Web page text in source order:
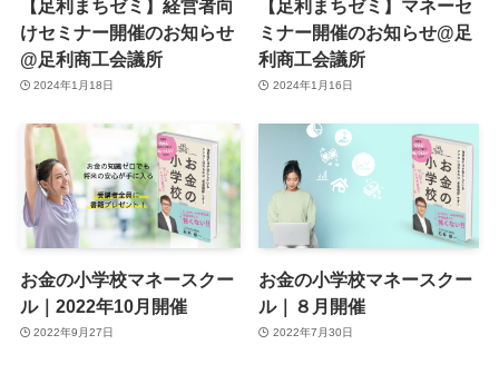
【足利まちゼミ】経営者向
けセミナー開催のお知らせ
@足利商工会議所
2024年1月18日
【足利まちゼミ】マネーセ
ミナー開催のお知らせ@足
利商工会議所
2024年1月16日
お金の小学校マネースクー
ル｜2022年10月開催
2022年9月27日
お金の小学校マネースクー
ル｜８月開催
2022年7月30日